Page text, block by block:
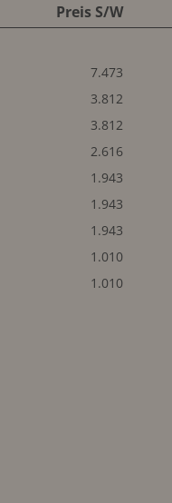
Preis S/W
7.473
3.812
3.812
2.616
1.943
1.943
1.943
1.010
1.010